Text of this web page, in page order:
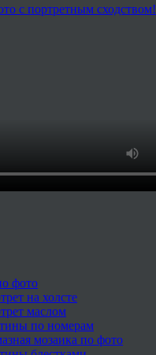
с портретным сходством!
фото
на холсте
маслом
по номерам
мозаика по фото